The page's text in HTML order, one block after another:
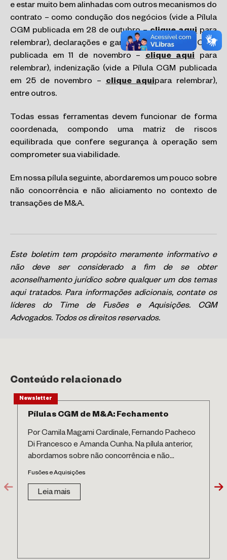
e estar muito bem alinhadas com outros mecanismos do
contrato – como condução dos negócios (vide a Pílula
CGM publicada em 28 de outubro –clique aquipara
relembrar), declarações e garantias (vide a Pílula CGM
publicada em 11 de novembro –clique aquipara
relembrar), indenização (vide a Pílula CGM publicada
em 25 de novembro –clique aquipara relembrar),
entre outros.
Todas essas ferramentas devem funcionar de forma
coordenada, compondo uma matriz de riscos
equilibrada que confere segurança à operação sem
comprometer sua viabilidade.
Em nossa pílula seguinte, abordaremos um pouco sobre
não concorrência e não aliciamento no contexto de
transações de M&A.
Este boletim tem propósito meramente informativo e
não deve ser considerado a fim de se obter
aconselhamento jurídico sobre qualquer um dos temas
aqui tratados. Para informações adicionais, contate os
líderes do Time de Fusões e Aquisições. CGM
Advogados. Todos os direitos reservados.
Conteúdo relacionado
Newsletter
Pílulas CGM de M&A: Fechamento
Por Camila Magami Cardinale, Fernando Pacheco
Di Francesco e Amanda Cunha. Na pílula anterior,
abordamos sobre não concorrência e não...
Fusões e Aquisições
Leia mais